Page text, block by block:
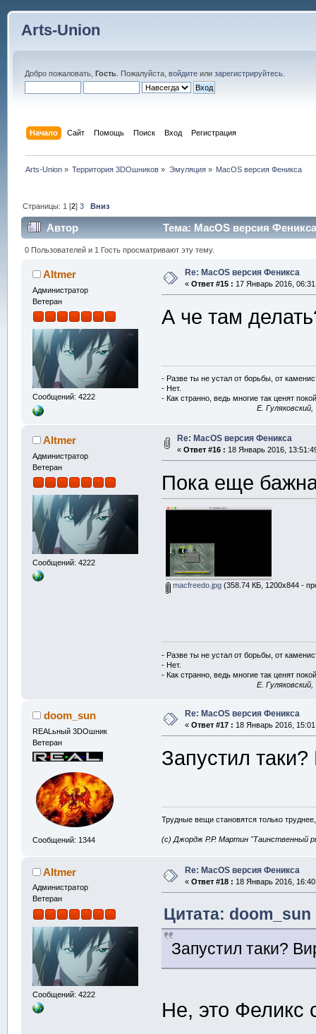
Arts-Union
Добро пожаловать, Гость. Пожалуйста, войдитеили зарегистрируйтесь.
Начало Сайт Помощь Поиск Вход Регистрация
Arts-Union » Территория 3DOшников » Эмуляция» MacOS версия Феникса
Страницы: 1 [2]3 Вниз
Автор Тема: MacOS версия
0 Пользователей и 1 Гость просматривают эту тему.
Altmer
Администратор
Ветеран
Сообщений: 4222
Re: MacOS версия Феникса
« Ответ #15 : 17 Январь 2016,
А че там
- Разве ты не устал от борьбы, от
- Нет.
- Как странно, ведь многие так ценят
E.
Altmer
Администратор
Ветеран
Сообщений: 4222
Re: MacOS версия Феникса
« Ответ #16 : 18 Январь 2016,
Пока еще
macfreedo.jpg(358.74 КБ, 1200x844 -
- Разве ты не устал от борьбы, от
- Нет.
- Как странно, ведь многие так ценят
E.
doom_sun
REALьный 3DOшник
Ветеран
Сообщений: 1344
Re: MacOS версия Феникса
« Ответ #17 : 18 Январь 2016,
Запустил
Трудные вещи становятся только
(с) Джордж Р.Р. Мартин "Таинственный
Altmer
Администратор
Ветеран
Сообщений: 4222
Re: MacOS версия Феникса
« Ответ #18 : 18 Январь 2016,
Цитата:
Запустил таки?
Не, это Феликс